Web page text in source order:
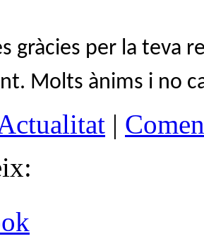
gràcies per la teva
Molts ànims i no
|